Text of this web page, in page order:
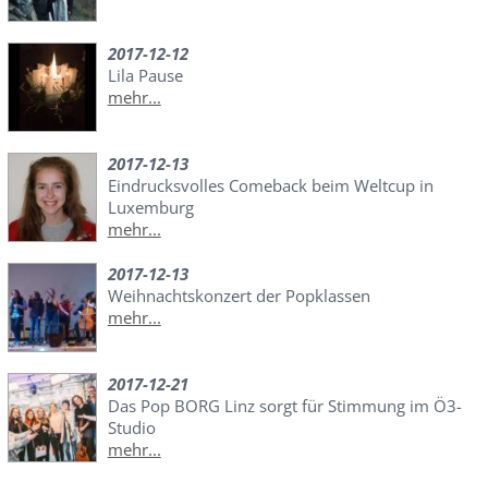
2017-12-12
Lila Pause
mehr...
2017-12-13
Eindrucksvolles Comeback beim Weltcup in
Luxemburg
mehr...
2017-12-13
Weihnachtskonzert der Popklassen
mehr...
2017-12-21
Das Pop BORG Linz sorgt für Stimmung im Ö3-
Studio
mehr...